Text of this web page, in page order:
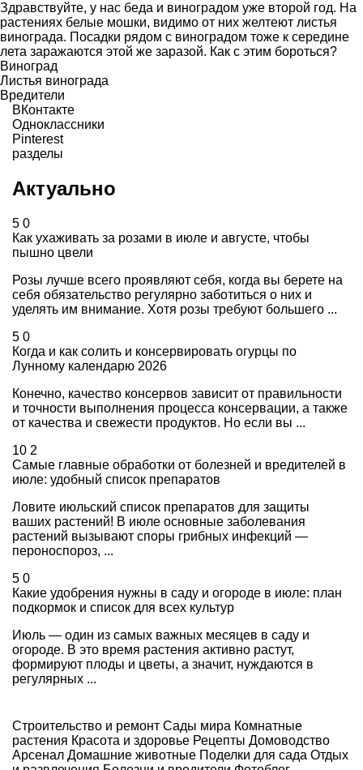
Здравствуйте, у нас беда и виноградом уже второй год. На
растениях белые мошки, видимо от них желтеют листья
винограда. Посадки рядом с виноградом тоже к середине
лета заражаются этой же заразой. Как с этим бороться?
Виноград
Листья винограда
Вредители
ВКонтакте
Одноклассники
Pinterest
разделы
Актуально
5 0
Как ухаживать за розами в июле и августе, чтобы
пышно цвели
Розы лучше всего проявляют себя, когда вы берете на
себя обязательство регулярно заботиться о них и
уделять им внимание. Хотя розы требуют большего ...
5 0
Когда и как солить и консервировать огурцы по
Лунному календарю 2026
Конечно, качество консервов зависит от правильности
и точности выполнения процесса консервации, а также
от качества и свежести продуктов. Но если вы ...
10 2
Самые главные обработки от болезней и вредителей в
июле: удобный список препаратов
Ловите июльский список препаратов для защиты
ваших растений! В июле основные заболевания
растений вызывают споры грибных инфекций —
пероноспороз, ...
5 0
Какие удобрения нужны в саду и огороде в июле: план
подкормок и список для всех культур
Июль — один из самых важных месяцев в саду и
огороде. В это время растения активно растут,
формируют плоды и цветы, а значит, нуждаются в
регулярных ...
Строительство и ремонт Сады мира Комнатные
растения Красота и здоровье Рецепты Домоводство
Арсенал Домашние животные Поделки для сада Отдых